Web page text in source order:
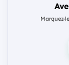
Marquez-